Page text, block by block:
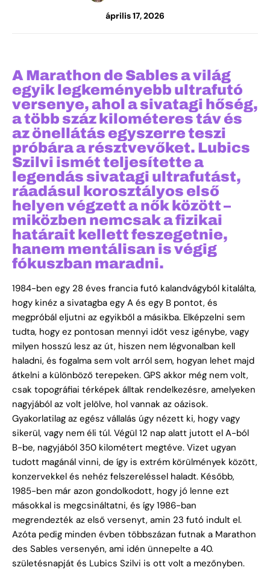
április 17, 2026
A Marathon de Sables a világ
egyik legkeményebb ultrafutó
versenye, ahol a sivatagi hőség,
a több száz kilométeres táv és
az önellátás egyszerre teszi
próbára a résztvevőket. Lubics
Szilvi ismét teljesítette a
legendás sivatagi ultrafutást,
ráadásul korosztályos első
helyen végzett a nők között –
miközben nemcsak a fizikai
határait kellett feszegetnie,
hanem mentálisan is végig
fókuszban maradni.
1984-ben egy 28 éves francia futó kalandvágyból kitalálta,
hogy kinéz a sivatagba egy A és egy B pontot, és
megpróbál eljutni az egyikből a másikba. Elképzelni sem
tudta, hogy ez pontosan mennyi időt vesz igénybe, vagy
milyen hosszú lesz az út, hiszen nem légvonalban kell
haladni, és fogalma sem volt arról sem, hogyan lehet majd
átkelni a különböző terepeken. GPS akkor még nem volt,
csak topográfiai térképek álltak rendelkezésre, amelyeken
nagyjából az volt jelölve, hol vannak az oázisok.
Gyakorlatilag az egész vállalás úgy nézett ki, hogy vagy
sikerül, vagy nem éli túl. Végül 12 nap alatt jutott el A-ból
B-be, nagyjából 350 kilométert megtéve. Vizet ugyan
tudott magánál vinni, de így is extrém körülmények között,
konzervekkel és nehéz felszereléssel haladt. Később,
1985-ben már azon gondolkodott, hogy jó lenne ezt
másokkal is megcsináltatni, és így 1986-ban
megrendezték az első versenyt, amin 23 futó indult el.
Azóta pedig minden évben többszázan futnak a Marathon
des Sables versenyén, ami idén ünnepelte a 40.
születésnapját és Lubics Szilvi is ott volt a mezőnyben.